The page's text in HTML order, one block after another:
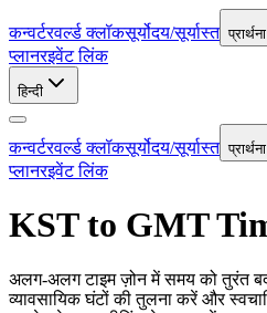
कन्वर्टरवर्ल्ड क्लॉकसूर्योदय/सूर्यास्त
प्लानरइवेंट लिंक
हिन्दी
कन्वर्टरवर्ल्ड क्लॉकसूर्योदय/सूर्यास्त
प्लानरइवेंट लिंक
KST to GMT
अलग-अलग टाइम ज़ोन में समय को तुरंत
व्यावसायिक घंटों की तुलना करें और